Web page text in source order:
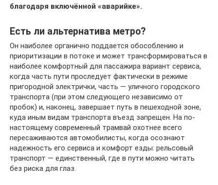
благодаря включённой «аварийке».
Есть ли альтернатива метро?
Он наиболее органично поддается обособлению и
приоритизации в потоке и может трансформироваться в
наиболее комфортный для пассажира вариант сервиса,
когда часть пути проследует фактически в режиме
пригородной электрички, часть — уличного городского
транспорта (при этом следующего независимо от
пробок) и, наконец, завершает путь в пешеходной зоне,
куда иным видам транспорта въезд запрещен. На по-
настоящему современный трамвай охотнее всего
пересаживаются автомобилисты, когда осознают
надежность его сервиса и комфорт езды: рельсовый
транспорт — единственный, где в пути можно читать
без риска для глаз.